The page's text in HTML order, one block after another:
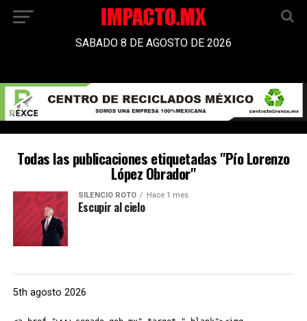
SABADO 8 DE AGOSTO DE 2026
Todas las publicaciones etiquetadas "Pío Lorenzo
López Obrador"
SILENCIO ROTO Hace 1 mes
Escupir al cielo
5th agosto 2026